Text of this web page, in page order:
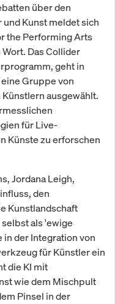
über den
Kunst meldet sich
the Performing Arts
Das Collider
geht in
Gruppe von
ausgewählt.
für Live-
Künste zu erforschen
Jordana Leigh,
den
Kunstlandschaft
als 'ewige
der Integration von
für Künstler ein
die KI mit
wie dem Mischpult
Pinsel in der